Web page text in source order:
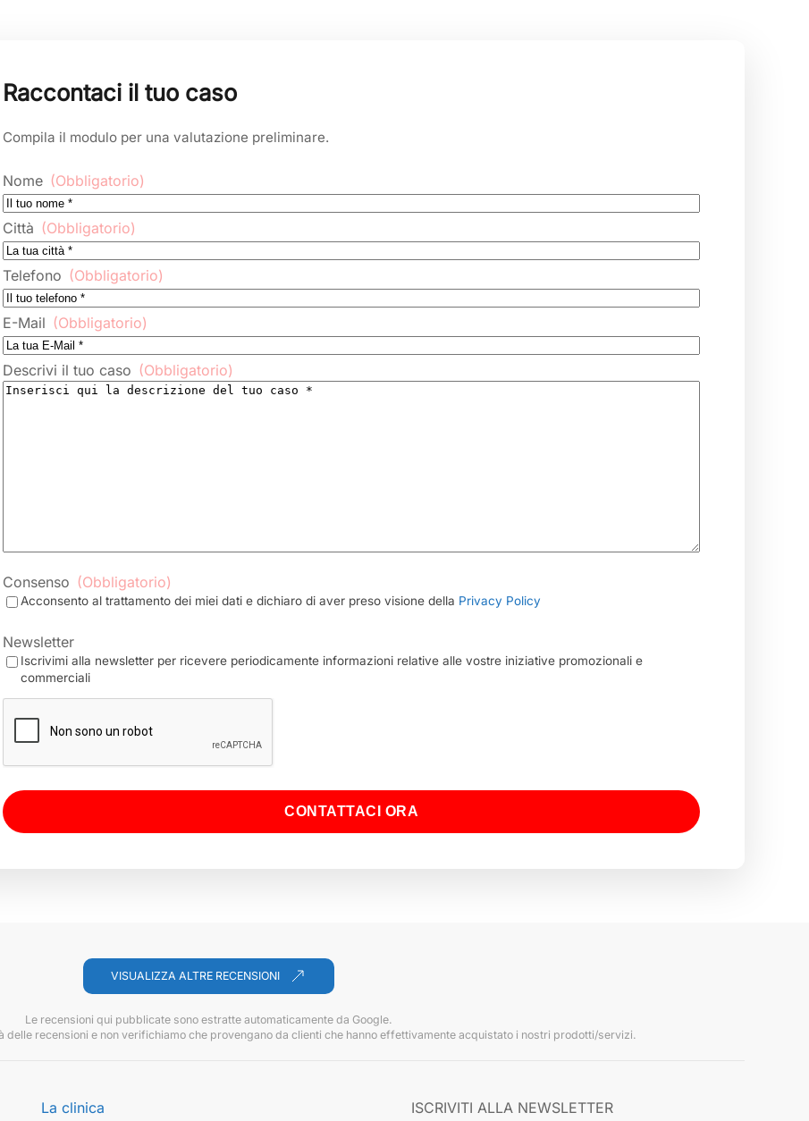
Raccontaci il tuo caso
Compila il modulo per una valutazione preliminare.
Nome (Obbligatorio)
Città (Obbligatorio)
Telefono (Obbligatorio)
E-Mail (Obbligatorio)
Descrivi il tuo caso (Obbligatorio)
Consenso (Obbligatorio)
Acconsento al trattamento dei miei dati e dichiaro di aver preso visione della Privacy Policy
Newsletter
Iscrivimi alla newsletter per ricevere periodicamente informazioni relative alle vostre iniziative promozionali e
commerciali
CONTATTACI ORA
VISUALIZZA ALTRE RECENSIONI
Le recensioni qui pubblicate sono estratte automaticamente da Google.
delle recensioni e non verifichiamo che provengano da clienti che hanno effettivamente acquistato i nostri prodotti/servizi.
La clinica
ISCRIVITI ALLA NEWSLETTER